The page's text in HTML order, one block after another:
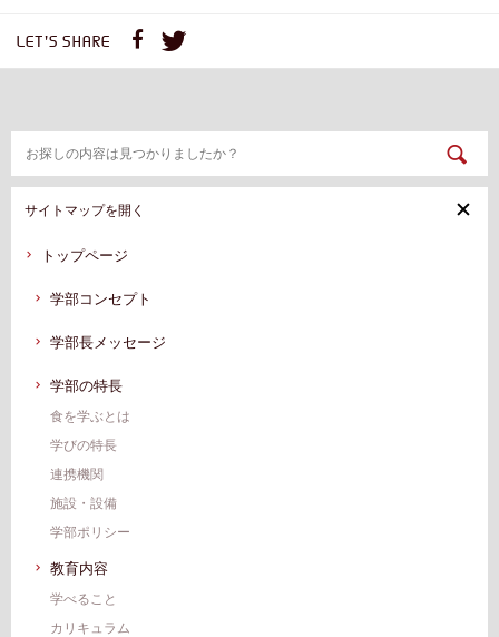
LET'S SHARE
サイトマップを開く
トップページ
学部コンセプト
学部長メッセージ
学部の特長
食を学ぶとは
学びの特長
連携機関
施設・設備
学部ポリシー
教育内容
学べること
カリキュラム